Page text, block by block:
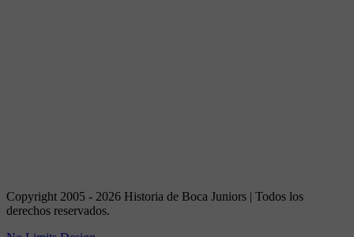
Copyright 2005 - 2026 Historia de Boca Juniors | Todos los
derechos reservados.